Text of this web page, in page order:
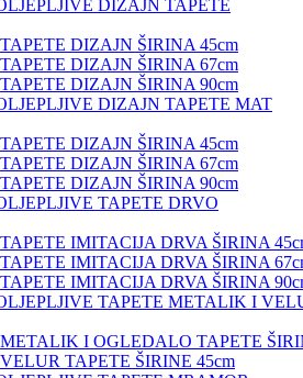
DIZAJN TAPETE
TAPETE DIZAJN ŠIRINA 45cm
TAPETE DIZAJN ŠIRINA 67cm
TAPETE DIZAJN ŠIRINA 90cm
DIZAJN TAPETE MAT
TAPETE DIZAJN ŠIRINA 45cm
TAPETE DIZAJN ŠIRINA 67cm
TAPETE DIZAJN ŠIRINA 90cm
TAPETE DRVO
TAPETE IMITACIJA DRVA ŠIRINA
TAPETE IMITACIJA DRVA ŠIRINA
TAPETE IMITACIJA DRVA ŠIRINA
TAPETE METALIK I
METALIK I OGLEDALO TAPETE
VELUR TAPETE ŠIRINE 45cm